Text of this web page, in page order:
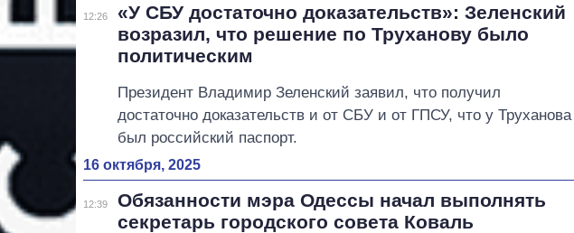
12:26
«У СБУ достаточно доказательств»: Зеленский
возразил, что решение по Труханову было
политическим
Президент Владимир Зеленский заявил, что получил
достаточно доказательств и от СБУ и от ГПСУ, что у Труханова
был российский паспорт.
16 октября, 2025
12:39
Обязанности мэра Одессы начал выполнять
секретарь городского совета Коваль